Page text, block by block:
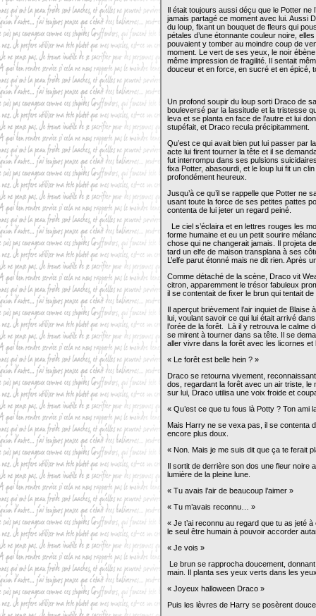
Il était toujours aussi déçu que le Potter ne
jamais partagé ce moment avec lui. Aussi
du loup, fixant un bouquet de fleurs qui
pétales d’une étonnante couleur noire,
pouvaient y tomber au moindre coup de
moment. Le vert de ses yeux, le noir
même impression de fragilité. Il sentait
douceur et en force, en sucré et en épicé,
Un profond soupir du loup sorti Draco de
bouleversé par la lassitude et la tristesse
leva et se planta en face de l’autre et lui
stupéfait, et Draco recula précipitamment.
Qu’est ce qui avait bien put lui passer par
acte lui firent tourner la tête et il se
fut interrompu dans ses pulsions
fixa Potter, abasourdi, et le loup lui fit un
profondément heureux.
Jusqu’à ce qu’il se rappelle que Potter ne
usant toute la force de ses petites pattes
contenta de lui jeter un regard peiné.
Le ciel s’éclaira et en lettres rouges les
forme humaine et eu un petit sourire
chose qui ne changerait jamais. Il projeta
tard un elfe de maison transplana à ses
L’elfe parut étonné mais ne dit rien.
Comme détaché de la scène, Draco vit
citron, apparemment le trésor fabuleux
il se contentait de fixer le brun qui tentait
Il aperçut brièvement l’air inquiet de
lui, voulant savoir ce qui lui était arrivé
l’orée de la forêt. Là il y retrouva le calme
se mirent à tourner dans sa tête. Il se
aller vivre dans la forêt avec les licornes
« Le forêt est belle hein ? »
Draco se retourna vivement,
dos, regardant la forêt avec un air triste, le
sur lui, Draco utilisa une voix froide et
« Qu’est ce que tu fous là Potty ? Ton ami
Mais Harry ne se vexa pas, il se contenta
encore plus doux.
« Non. Mais je me suis dit que ça te ferait
Il sortit de derrière son dos une fleur noire
lumière de la pleine lune.
« Tu avais l’air de beaucoup l’aimer »
« Tu m’avais reconnu… »
« Je t’ai reconnu au regard que tu as jeté
le seul être humain à pouvoir accorder
« Je vois »
Le brun se rapprocha doucement,
main. Il planta ses yeux verts dans les
« Joyeux halloween Draco »
Puis les lèvres de Harry se posèrent